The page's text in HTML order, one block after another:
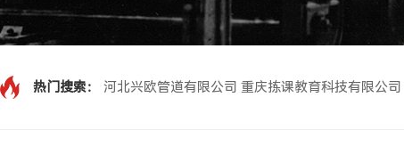
热门搜索： 河北兴欧管道有限公司 重庆拣课教育科技有限公司